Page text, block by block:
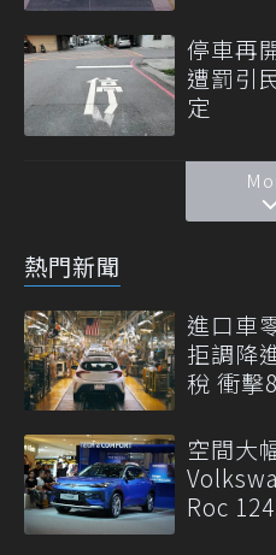
停車再
遭罰引
定
熱門新聞
進口車
拒調降
稅 衝擊
空間大
Roc